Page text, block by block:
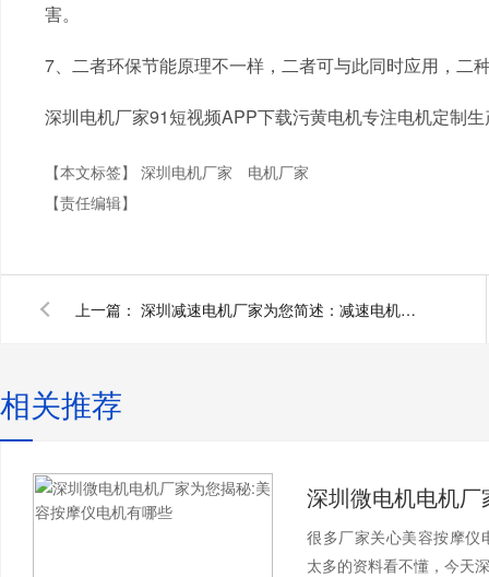
害。
7、二者环保节能原理不一样，二者可与此同时应用，二
深圳电机厂家91短视频APP下载污黄电机专注电机定制
【本文标签】 深圳电机厂家
电机厂家
【责任编辑】
上一篇： 深圳减速电机厂家为您简述：减速电机在智能单车锁的应用
相关推荐
很多厂家关心美容按摩仪
太多的资料看不懂，今天